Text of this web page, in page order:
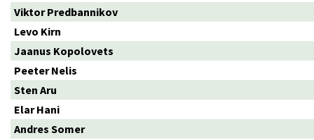
Viktor Predbannikov
Levo Kirn
Jaanus Kopolovets
Peeter Nelis
Sten Aru
Elar Hani
Andres Somer